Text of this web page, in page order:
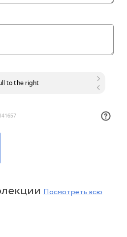
Посмотреть всю